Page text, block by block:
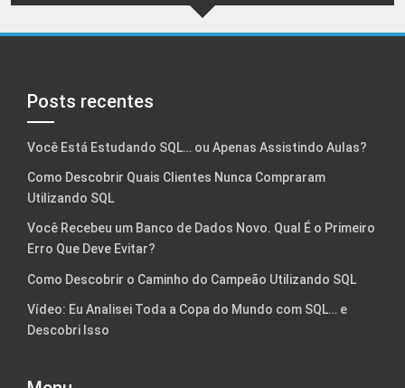
Posts recentes
Você Está Estudando SQL… ou Apenas Assistindo Aulas?
Como Descobrir Quais Clientes Nunca Compraram
Utilizando SQL
Você Recebeu um Banco de Dados Novo. Qual É o Primeiro
Erro Que Deve Evitar?
Como Descobrir o Caminho do Campeão Utilizando SQL
Vídeo: Eu Analisei Toda a Copa do Mundo com SQL… e
Descobri Isso